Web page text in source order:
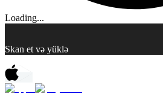
Loading...
Skan et və yüklə